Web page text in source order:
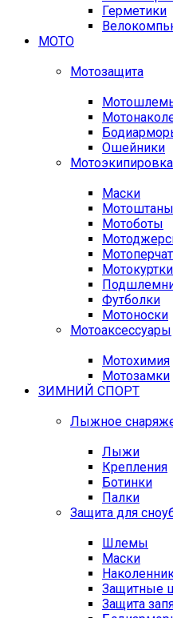
Герметики
МОТО
Мотозащита
Ошейники
Мотоэкипировка
Маски
Мотоштаны
Мотоботы
Мотокуртки
Футболки
Мотоноски
Мотоаксессуары
Мотохимия
Мотозамки
ЗИМНИЙ СПОРТ
Лыжное
Лыжи
Крепления
Ботинки
Палки
Защита для
Шлемы
Маски
Защитные
Защита